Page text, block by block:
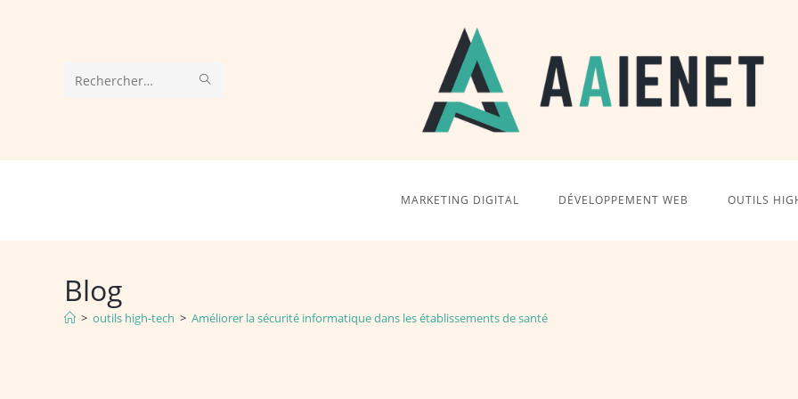
Rechercher
MARKETING DIGITAL DÉVELOPPEMENT WEB OUTILS
Blog
> outils high-tech > Améliorer la sécurité informatique dans les établissements de santé